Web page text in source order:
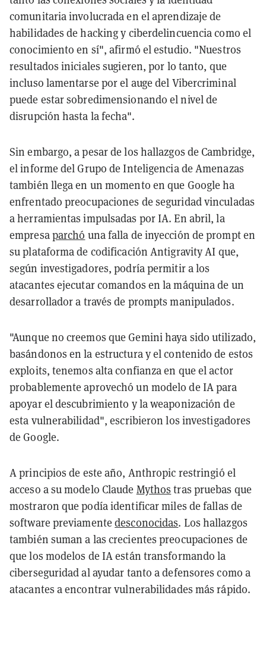
comunitaria involucrada en el aprendizaje de
habilidades de hacking y ciberdelincuencia como el
conocimiento en sí", afirmó el estudio. "Nuestros
resultados iniciales sugieren, por lo tanto, que
incluso lamentarse por el auge del Vibercriminal
puede estar sobredimensionando el nivel de
disrupción hasta la fecha".
Sin embargo, a pesar de los hallazgos de Cambridge,
el informe del Grupo de Inteligencia de Amenazas
también llega en un momento en que Google ha
enfrentado preocupaciones de seguridad vinculadas
a herramientas impulsadas por IA. En abril, la
empresaparchó una falla de inyección de prompt en
su plataforma de codificación Antigravity AI que,
según investigadores, podría permitir a los
atacantes ejecutar comandos en la máquina de un
desarrollador a través de prompts manipulados.
"Aunque no creemos que Gemini haya sido utilizado,
basándonos en la estructura y el contenido de estos
exploits, tenemos alta confianza en que el actor
probablemente aprovechó un modelo de IA para
apoyar el descubrimiento y la weaponización de
esta vulnerabilidad", escribieron los investigadores
de Google.
A principios de este año, Anthropic restringió el
acceso a su modelo Claude Mythos tras pruebas que
mostraron que podía identificar miles de fallas de
software previamentedesconocidas. Los hallazgos
también suman a las crecientes preocupaciones de
que los modelos de IA están transformando la
ciberseguridad al ayudar tanto a defensores como a
atacantes a encontrar vulnerabilidades más rápido.